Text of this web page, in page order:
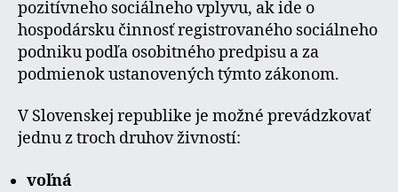
pozitívneho sociálneho vplyvu, ak ide o
hospodársku činnosť registrovaného sociálneho
podniku podľa osobitného predpisu a za
podmienok ustanovených týmto zákonom.
V Slovenskej republike je možné prevádzkovať
jednu z troch druhov živností:
voľná